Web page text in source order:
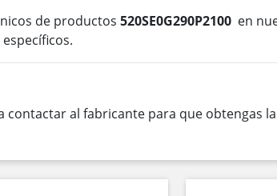
de productos 520SE0G290P2100 en
al fabricante para que obtengas